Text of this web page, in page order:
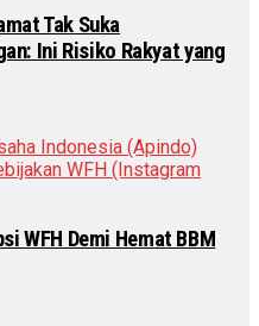
Tak Suka
Ini Risiko Rakyat yang
WFH Demi Hemat BBM